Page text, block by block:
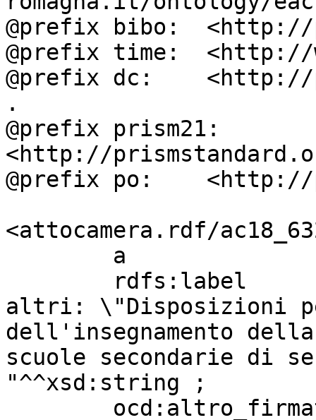
@prefix bibo:
@prefix time:  <http://
@prefix dc:    <http://
.
@prefix prism21:
<http://
@prefix po:
<attocamera.rdf/
altri: \"Disposizioni
dell'insegnamento
scuole secondarie di
"^^xsd:string ;